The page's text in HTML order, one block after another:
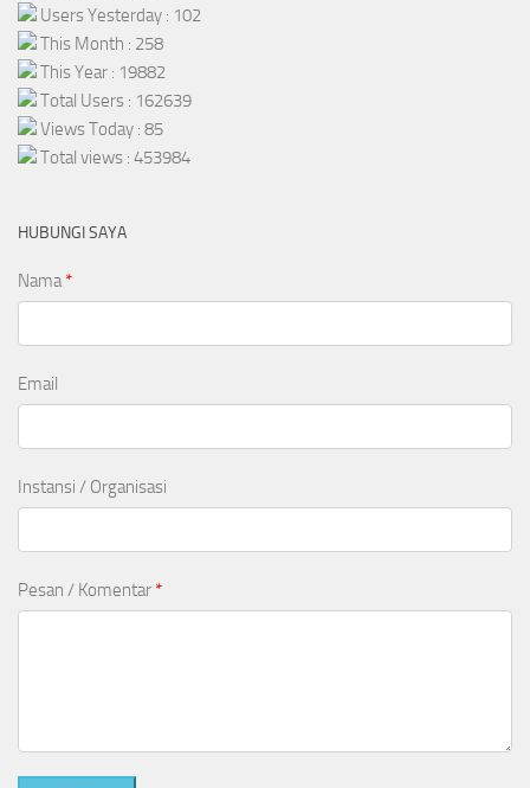
Users Yesterday : 102
This Month : 258
This Year : 19882
Total Users : 162639
Views Today : 85
Total views : 453984
HUBUNGI SAYA
Nama *
Email
Instansi / Organisasi
Pesan / Komentar *